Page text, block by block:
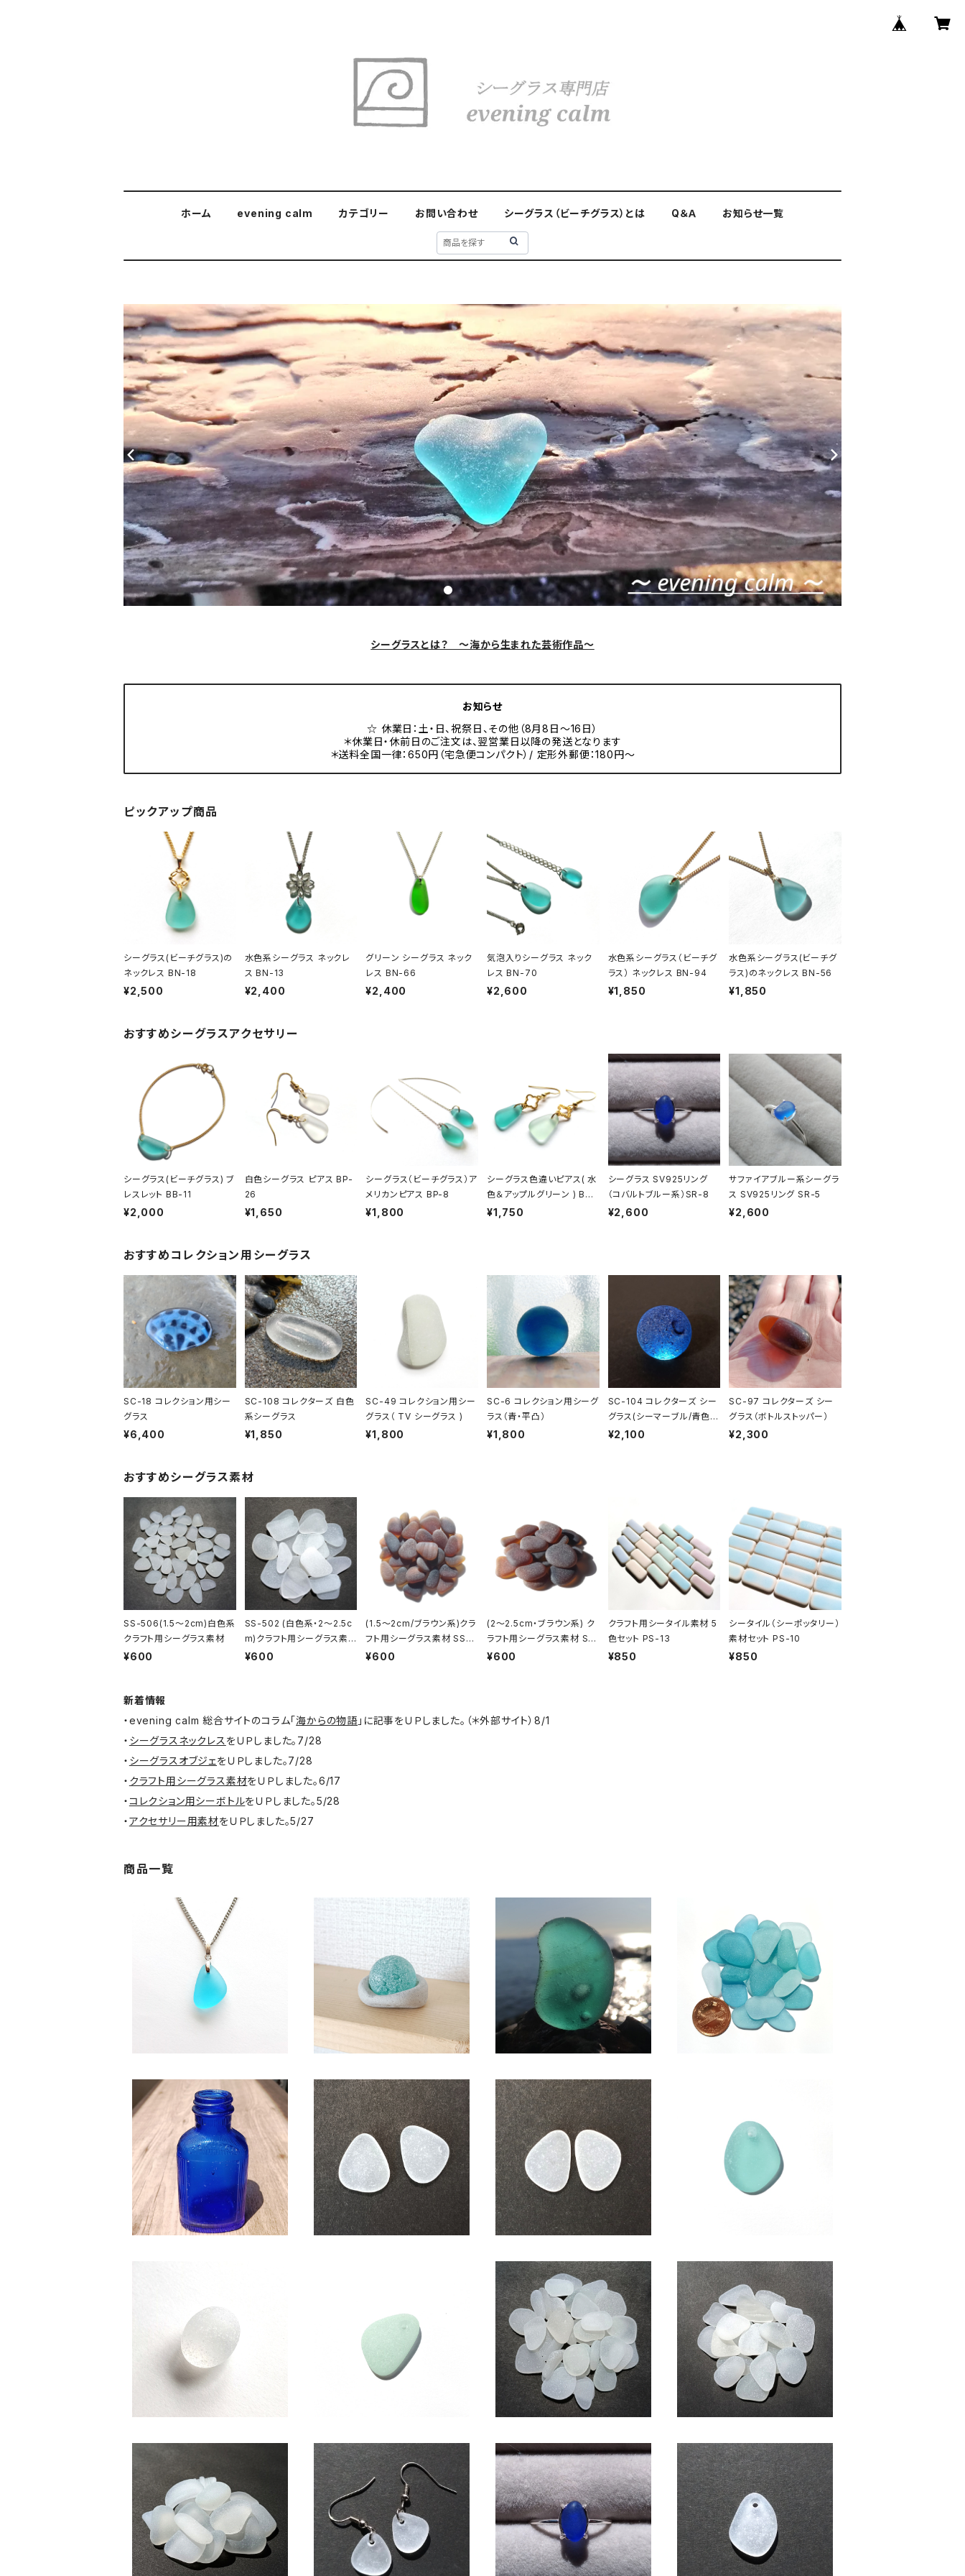
ホーム evening calm カテゴリー お問い合わせ シーグラス（ビーチグラス）とは Q＆Ａ お知らせ一覧
シーグラスとは？ ～海から生まれた芸術作品～
お知らせ
☆ 休業日：土・日、祝祭日、その他（8月8日～16日）
＊休業日・休前日のご注文は、翌営業日以降の発送となります
＊送料全国一律：650円（宅急便コンパクト）/ 定形外郵便：180円～
ピックアップ商品
シーグラス(ビーチグラス)の
ネックレス BN-18
¥2,500
水色系シーグラス ネックレ
ス BN-13
¥2,400
グリーン シーグラス ネック
レス BN-66
¥2,400
気泡入りシーグラス ネック
レス BN-70
¥2,600
水色系シーグラス（ビーチグ
ラス） ネックレス BN-94
¥1,850
水色系シーグラス(ビーチグ
ラス)のネックレス BN-56
¥1,850
おすすめシーグラスアクセサリー
シーグラス(ビーチグラス) ブ
レスレット BB-11
¥2,000
白色シーグラス ピアス BP-
26
¥1,650
シーグラス（ビーチグラス）ア
メリカンピアス BP-8
¥1,800
シーグラス色違いピアス( 水
色＆アップルグリーン ) BP-
27
¥1,750
シーグラス SV925リング
（コバルトブルー系）SR-8
¥2,600
サファイアブルー系シーグラ
ス SV925リング SR-5
¥2,600
おすすめコレクション用シーグラス
SC-18 コレクション用シー
グラス
¥6,400
SC-108 コレクターズ 白色
系シーグラス
¥1,850
SC-49 コレクション用シー
グラス（ TV シーグラス )
¥1,800
SC-6 コレクション用シーグ
ラス（青・平凸）
¥1,800
SC-104 コレクターズ シー
グラス(シーマーブル/青色
系）
¥2,100
SC-97 コレクターズ シー
グラス（ボトルストッパー）
¥2,300
おすすめシーグラス素材
SS-506(1.5～2cm)白色系
クラフト用シーグラス素材
¥600
SS-502 (白色系・2～2.5c
m)クラフト用シーグラス素
材
¥600
(1.5～2cm/ブラウン系)クラ
フト用シーグラス素材 SS-4
85
¥600
(2～2.5cm・ブラウン系) ク
ラフト用シーグラス素材 SS
-484
¥600
クラフト用シータイル素材 5
色セット PS-13
¥850
シータイル（シーポッタリー）
素材セット PS-10
¥850
新着情報
・evening calm 総合サイトのコラム「海からの物語 」に記事をＵＰしました。（＊外部サイト）8/1
・ シーグラスネックレス をＵＰしました。7/28
・ シーグラスオブジェをＵＰしました。7/28
・ クラフト用シーグラス素材をＵＰしました。6/17
・コレクション用シーボトルをＵＰしました。5/28
・アクセサリー用素材をＵＰしました。5/27
商品一覧
水色系天然シーグラス ネックレ
ス BN-95
¥2,350
シーマーブル オブジェ BZ-114
¥2,300
SC-118 コレクション用 シーグ
ラス（気泡入り）
¥2,150
SS-511(2～2.5cm/クラフト
用)水色系シーグラス素材
¥600
SOLD OUT
SB-3 シーボトル（コバルトブル
¥2,580
シーグラス アクセサリー素材(ピ
アス用) ASP-1
¥600
シーグラス アクセサリー素材(ピ
アス用) ASP-2
¥600
アクセサリー用シーグラス素材
(水色系) AS-20
SC-117 コレクション用 シーグ
ラス（白色）
¥850
アクセサリー用シーグラス素材
(アップルグリーン) AS-19
SS-505(1.5～2cm・白色系)ク
ラフト用シーグラス素材
¥600
(2～2.5cm・白色系)クラフト用
シーグラス素材 SS-508
¥600
SOLD OUT
(白色系・2～2.5cm)クラフト用
シーグラス素材 SS-507
¥600
シーグラス ピアス（白色系） BP-
38
¥1,650
シーグラス SV925リング （コバ
ルトブルー系）SR-8
¥2,600
ペンダントヘッド用シーグラス
素材(白色) AS-13
¥1,000